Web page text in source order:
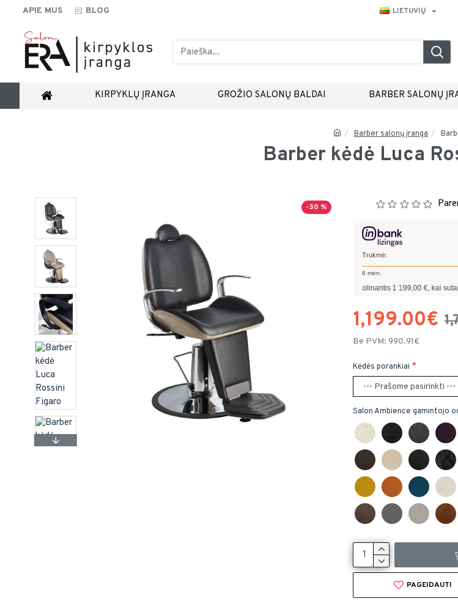
APIE MUS BLOG LIETUVIŲ
KIRPYKLŲ ĮRANGA GROŽIO SALONŲ BALDAI BARBER SALONŲ
Barber salonų įranga
Barber kėdė Luca
-30 %
1,199.00€
Be PVM: 990.91€
Kėdės porankiai
Salon Ambience gamintojo
Trukmė:
6 mėn.
€, kai sutartis sudaroma72
PAGEIDAUTI